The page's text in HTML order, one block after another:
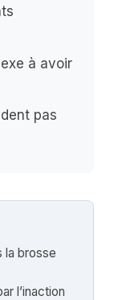
à avoir
pas
la brosse
l’inaction